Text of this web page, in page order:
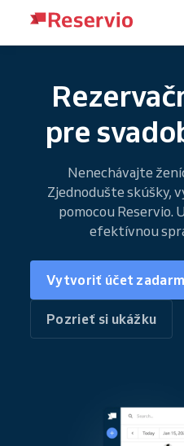
pre
Nenechávajte
Zjednodušte skúšky,
pomocou Reservio.
efektívnou
Vytvoriť účet
Pozrieť si ukážku